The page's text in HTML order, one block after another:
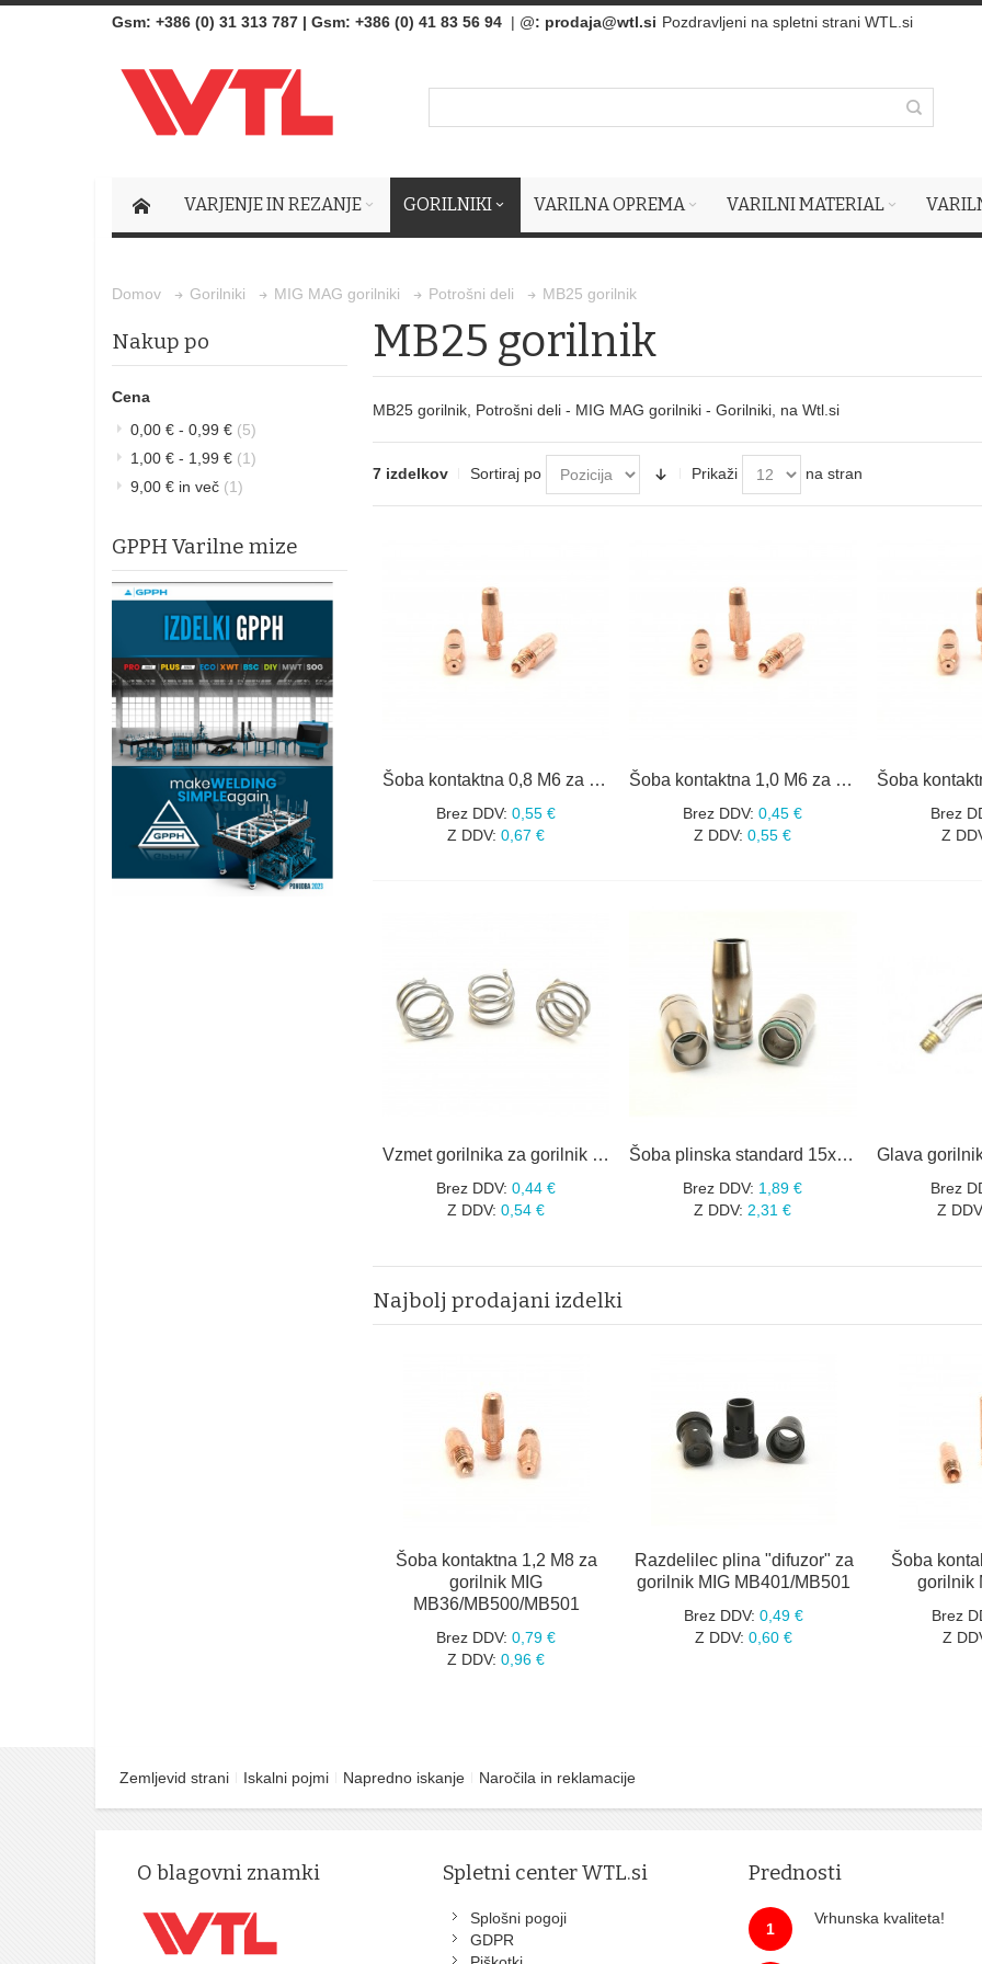
Gsm: +386 (0) 31 313 787 | Gsm: +386 (0) 41 83 56 94 | @: prodaja@wtl.si Pozdravljeni na spletni strani WTL.si
VARJENJE IN REZANJE GORILNIKI VARILNA OPREMA VARILNI MATERIAL
Domov Gorilniki MIG MAG gorilniki Potrošni deli MB25 gorilnik
MB25 gorilnik
MB25 gorilnik, Potrošni deli - MIG MAG gorilniki - Gorilniki, na Wtl.si
7 izdelkov Sortiraj po Prikaži na stran
Šoba kontaktna 0,8 M6 za gorilnik MIG MB 25
Brez DDV: 0,55 €
Z DDV: 0,67 €
Šoba kontaktna 1,0 M6 za gorilnik MIG MB 25
Brez DDV: 0,45 €
Z DDV: 0,55 €
Brez
Z
Vzmet gorilnika za gorilnik MIG MB 25
Brez DDV: 0,44 €
Z DDV: 0,54 €
Šoba plinska standard 15x57 za gorilnik MIG MB 25
Brez DDV: 1,89 €
Z DDV: 2,31 €
Brez
Z
Najbolj prodajani izdelki
Šoba kontaktna 1,2 M8 za
gorilnik MIG
MB36/MB500/MB501
Brez DDV: 0,79 €
Z DDV: 0,96 €
Razdelilec plina "difuzor" za
gorilnik MIG MB401/MB501
Brez DDV: 0,49 €
Z DDV: 0,60 €
Šoba
gorilnik
Brez
Z
Nakup po
Cena
0,00 € - 0,99 € (5)
1,00 € - 1,99 € (1)
9,00 € in več (1)
GPPH Varilne mize
Zemljevid strani Iskalni pojmi Napredno iskanje Naročila in reklamacije
O blagovni znamki Spletni center WTL.si
Splošni pogoji
GDPR
Prednosti
1
Vrhunska kvaliteta!